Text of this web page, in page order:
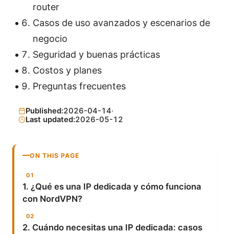
router
Casos de uso avanzados y escenarios de
negocio
Seguridad y buenas prácticas
Costos y planes
Preguntas frecuentes
Published:2026-04-14·
Last updated:2026-05-12
ON THIS PAGE
1. ¿Qué es una IP dedicada y cómo funciona
con NordVPN?
2. Cuándo necesitas una IP dedicada: casos